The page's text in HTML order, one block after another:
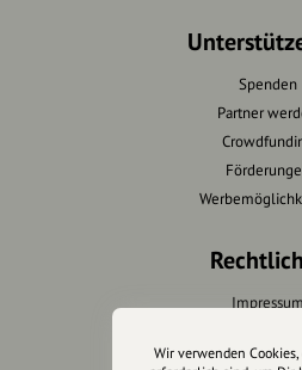
Spenden
Partner
Impressum
AGB
Wir verwenden